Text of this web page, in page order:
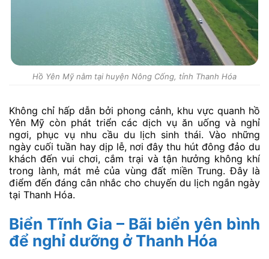
Hồ Yên Mỹ nằm tại huyện Nông Cống, tỉnh Thanh Hóa
Không chỉ hấp dẫn bởi phong cảnh, khu vực quanh hồ
Yên Mỹ còn phát triển các dịch vụ ăn uống và nghỉ
ngơi, phục vụ nhu cầu du lịch sinh thái. Vào những
ngày cuối tuần hay dịp lễ, nơi đây thu hút đông đảo du
khách đến vui chơi, cắm trại và tận hưởng không khí
trong lành, mát mẻ của vùng đất miền Trung. Đây là
điểm đến đáng cân nhắc cho chuyến du lịch ngắn ngày
tại Thanh Hóa.
Biển Tĩnh Gia – Bãi biển yên bình
để nghỉ dưỡng ở Thanh Hóa